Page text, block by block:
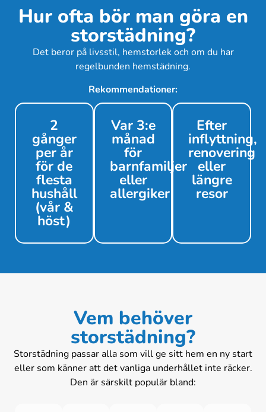
Hur ofta bör man göra en
storstädning?
Det beror på livsstil, hemstorlek och om du har
regelbunden hemstädning.
Rekommendationer:
2
gånger
per år
för de
flesta
hushåll
(vår &
höst)
Var 3:e
månad
för
barnfamiljer
eller
allergiker
Efter
inflyttning,
renovering
eller
längre
resor
Vem behöver
storstädning?
Storstädning passar alla som vill ge sitt hem en ny start
eller som känner att det vanliga underhållet inte räcker.
Den är särskilt populär bland: